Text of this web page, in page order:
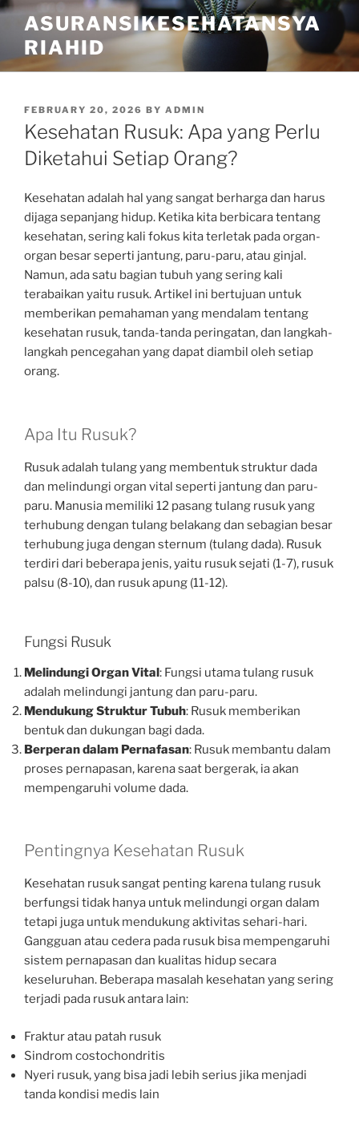
Skip
content
ASURANSIKESEHATANSYA
RIAHID
POSTED
ON
FEBRUARY 20, 2026 BY ADMIN
Kesehatan Rusuk: Apa yang Perlu
Diketahui Setiap Orang?
Kesehatan adalah hal yang sangat berharga dan harus
dijaga sepanjang hidup. Ketika kita berbicara tentang
kesehatan, sering kali fokus kita terletak pada organ-
organ besar seperti jantung, paru-paru, atau ginjal.
Namun, ada satu bagian tubuh yang sering kali
terabaikan yaitu rusuk. Artikel ini bertujuan untuk
memberikan pemahaman yang mendalam tentang
kesehatan rusuk, tanda-tanda peringatan, dan langkah-
langkah pencegahan yang dapat diambil oleh setiap
orang.
Apa Itu Rusuk?
Rusuk adalah tulang yang membentuk struktur dada
dan melindungi organ vital seperti jantung dan paru-
paru. Manusia memiliki 12 pasang tulang rusuk yang
terhubung dengan tulang belakang dan sebagian besar
terhubung juga dengan sternum (tulang dada). Rusuk
terdiri dari beberapa jenis, yaitu rusuk sejati (1-7), rusuk
palsu (8-10), dan rusuk apung (11-12).
Fungsi Rusuk
Melindungi Organ Vital: Fungsi utama tulang rusuk
adalah melindungi jantung dan paru-paru.
Mendukung Struktur Tubuh: Rusuk memberikan
bentuk dan dukungan bagi dada.
Berperan dalam Pernafasan: Rusuk membantu dalam
proses pernapasan, karena saat bergerak, ia akan
mempengaruhi volume dada.
Pentingnya Kesehatan Rusuk
Kesehatan rusuk sangat penting karena tulang rusuk
berfungsi tidak hanya untuk melindungi organ dalam
tetapi juga untuk mendukung aktivitas sehari-hari.
Gangguan atau cedera pada rusuk bisa mempengaruhi
sistem pernapasan dan kualitas hidup secara
keseluruhan. Beberapa masalah kesehatan yang sering
terjadi pada rusuk antara lain:
Fraktur atau patah rusuk
Sindrom costochondritis
Nyeri rusuk, yang bisa jadi lebih serius jika menjadi
tanda kondisi medis lain